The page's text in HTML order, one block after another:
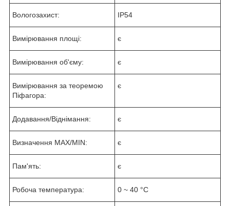
Вологозахист: IP54
Вимірювання площі: є
Вимірювання об'єму: є
Вимірювання за теоремою
Піфагора:
є
Додавання/Віднімання: є
Визначення MAX/MIN: є
Пам'ять: є
Робоча температура: 0 ~ 40 °C